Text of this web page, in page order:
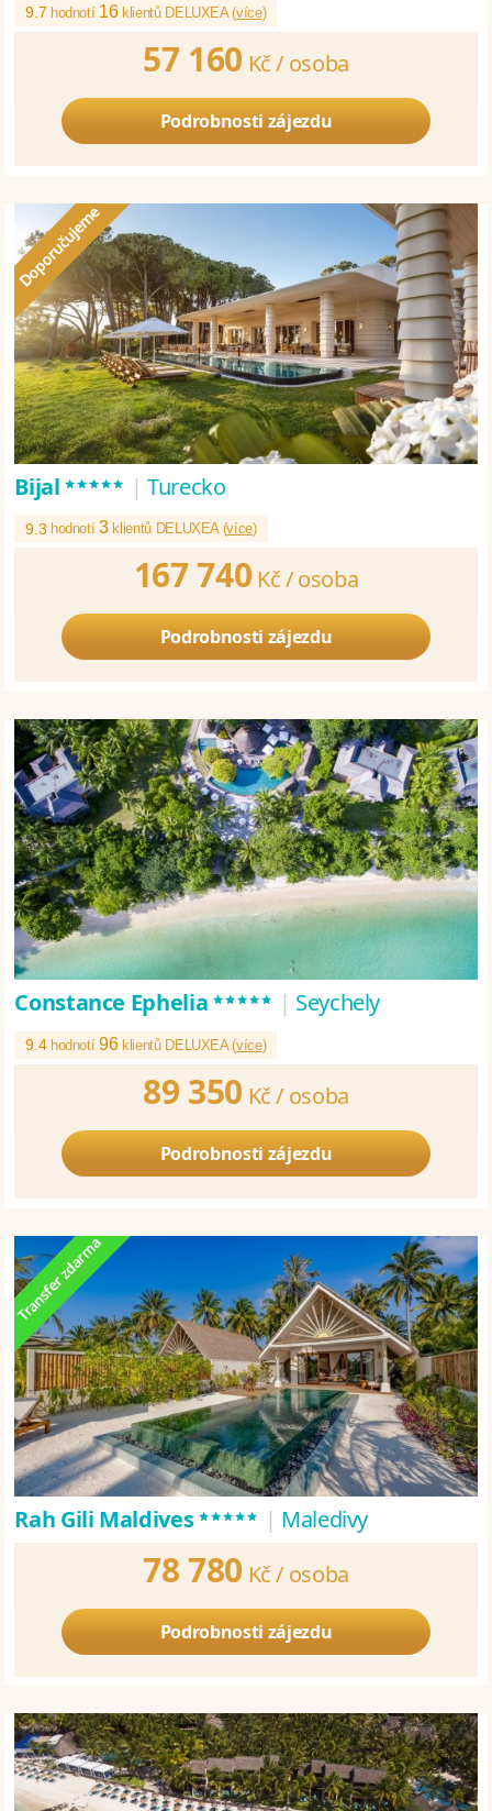
9.7 hodnotí 16klientů DELUXEA (více)
57 160 Kč / osoba
Podrobnosti zájezdu
Bijal***** | Turecko
9.3 hodnotí3klientů DELUXEA (více)
167 740 Kč /osoba
Podrobnosti zájezdu
Constance Ephelia***** | Seychely
9.4 hodnotí96klientů DELUXEA (více)
89 350 Kč / osoba
Podrobnosti zájezdu
Rah Gili Maldives***** | Maledivy
78 780 Kč / osoba
Podrobnosti zájezdu